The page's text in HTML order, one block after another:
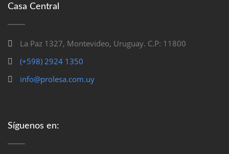
Casa Central
La Paz 1327, Montevideo, Uruguay. C.P: 11800
(+598) 2924 1350
info@prolesa.com.uy
Síguenos en: